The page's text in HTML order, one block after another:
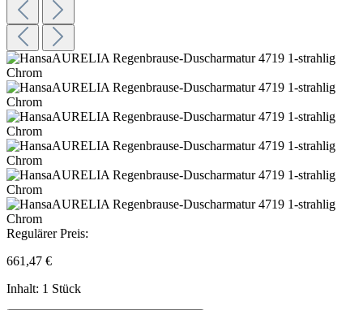
Regulärer Preis:
661,47 €
Inhalt: 1 Stück